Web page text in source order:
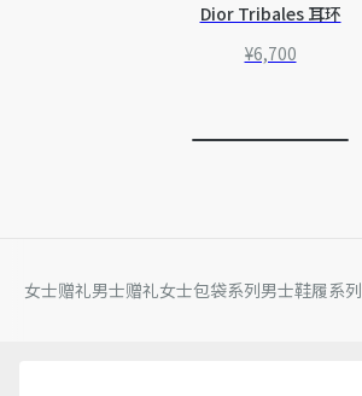
Dior Tribales 耳环
¥6,700
女士赠礼男士赠礼女士包袋系列男士鞋履系列